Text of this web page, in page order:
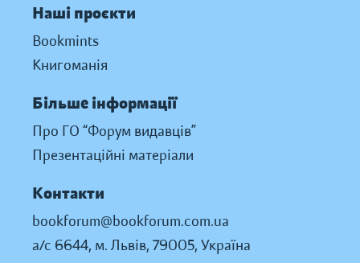
Наші проєкти
Bookmints
Книгоманія
Більше інформації
Про ГО “Форум видавців”
Презентаційні матеріали
Контакти
bookforum@bookforum.com.ua
а/с 6644, м. Львів, 79005, Україна